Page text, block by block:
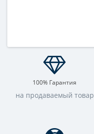
100% Гарантия
на продаваемый товар